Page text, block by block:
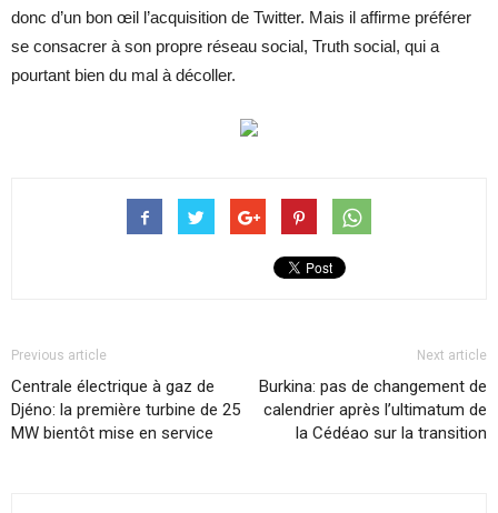
donc d’un bon œil l’acquisition de Twitter. Mais il affirme préférer
se consacrer à son propre réseau social, Truth social, qui a
pourtant bien du mal à décoller.
Previous article
Centrale électrique à gaz de
Djéno: la première turbine de 25
MW bientôt mise en service
Next article
Burkina: pas de changement de
calendrier après l’ultimatum de
la Cédéao sur la transition